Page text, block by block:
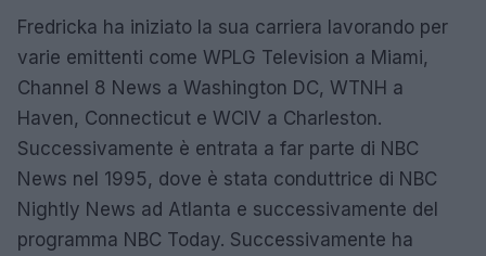
Fredricka ha iniziato la sua carriera lavorando per
varie emittenti come WPLG Television a Miami,
Channel 8 News a Washington DC, WTNH a
Haven, Connecticut e WCIV a Charleston.
Successivamente è entrata a far parte di NBC
News nel 1995, dove è stata conduttrice di NBC
Nightly News ad Atlanta e successivamente del
programma NBC Today. Successivamente ha